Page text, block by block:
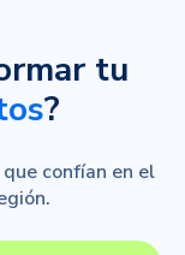
tu
?
confían en el